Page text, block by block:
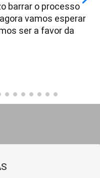
barrar o processo
vamos esperar
ser a favor da